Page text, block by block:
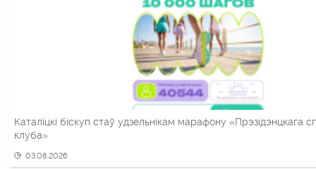
Каталіцкі біскуп стаў удзельнікам марафону «Прэзідэнцкага
клуба»
03.08.2026